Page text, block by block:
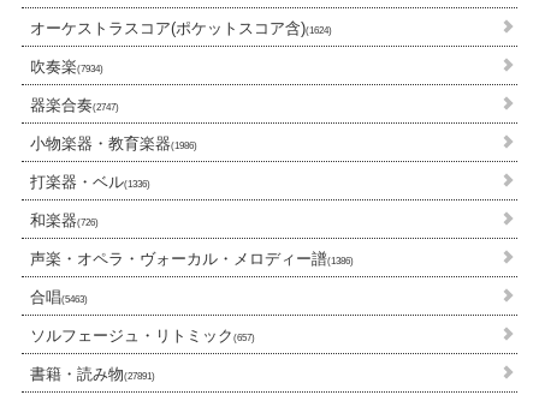
オーケストラスコア(ポケットスコア含)(1624)
吹奏楽(7934)
器楽合奏(2747)
小物楽器・教育楽器(1986)
打楽器・ベル(1336)
和楽器(726)
声楽・オペラ・ヴォーカル・メロディー譜(1386)
合唱(5463)
ソルフェージュ・リトミック (657)
書籍・読み物(27891)